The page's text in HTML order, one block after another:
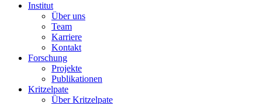
Institut
Über uns
Team
Karriere
Kontakt
Forschung
Projekte
Publikationen
Kritzelpate
Über Kritzelpate